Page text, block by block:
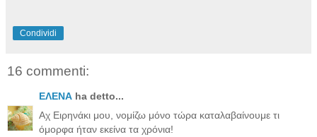
Condividi
16 commenti:
ΕΛΕΝΑ ha detto...
Aχ Ειρηνάκι μου, νομίζω μόνο τώρα καταλαβαίνουμε τι
όμορφα ήταν εκείνα τα χρόνια!